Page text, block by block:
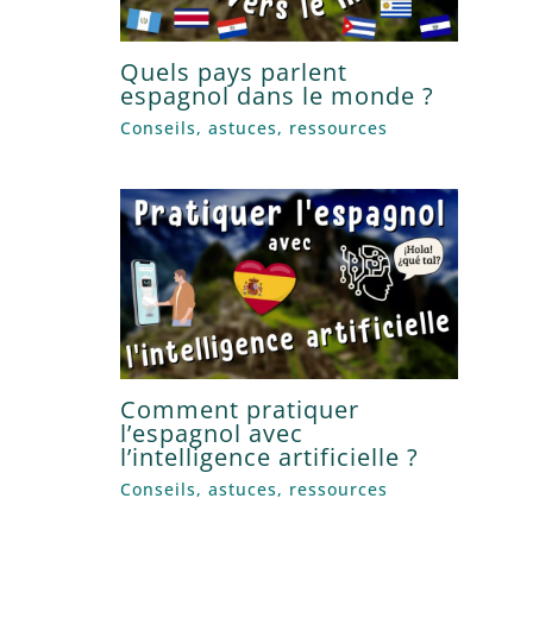
Quels pays parlent
espagnol dans le monde ?
Conseils, astuces, ressources
Comment pratiquer
l’espagnol avec
l’intelligence artificielle ?
Conseils, astuces, ressources